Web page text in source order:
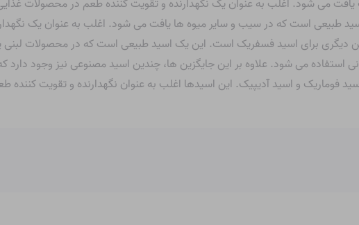
می شود. اغلب به عنوان یک نگهدارنده و تقویت کننده طعم در محصولات
طبیعی است که در سیب و سایر میوه ها یافت می شود. اغلب به عنوان یک
دیگری برای اسید فسفریک است. این یک اسید طبیعی است که در محصولات لبنی
می شود. علاوه بر این جایگزین ها، چندین اسید مصنوعی نیز وجود دارد
اسید فوماریک و اسید آدیپیک. این اسیدها اغلب به عنوان نگهدارنده و تقویت